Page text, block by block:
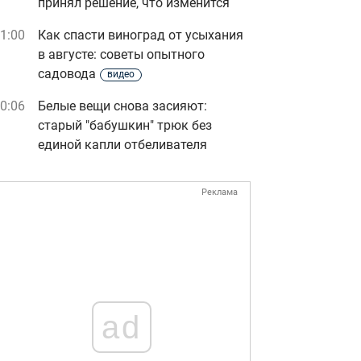
Как спасти виноград от усыхания
в августе: советы опытного
садовода
видео
Белые вещи снова засияют:
старый "бабушкин" трюк без
единой капли отбеливателя
Реклама
ad